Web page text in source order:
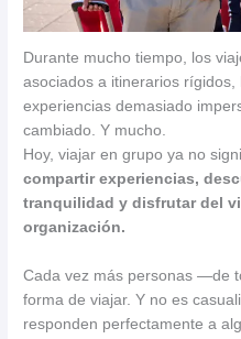
Durante mucho tiempo, los
asociados a itinerarios
experiencias demasiado
cambiado. Y mucho.
Hoy, viajar en grupo ya no
compartir experiencias,
tranquilidad y disfrutar del
organización.
Cada vez más personas —de
forma de viajar. Y no es
responden perfectamente a